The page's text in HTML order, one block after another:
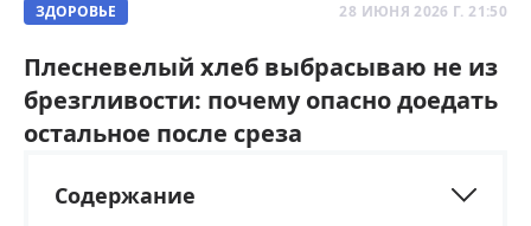
ЗДОРОВЬЕ 28 ИЮНЯ 2026 Г. 21:50
Плесневелый хлеб выбрасываю не из
брезгливости: почему опасно доедать
остальное после среза
Содержание